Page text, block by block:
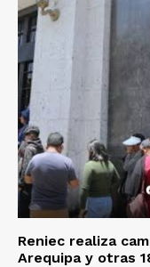
Reniec realiza
Arequipa y otras